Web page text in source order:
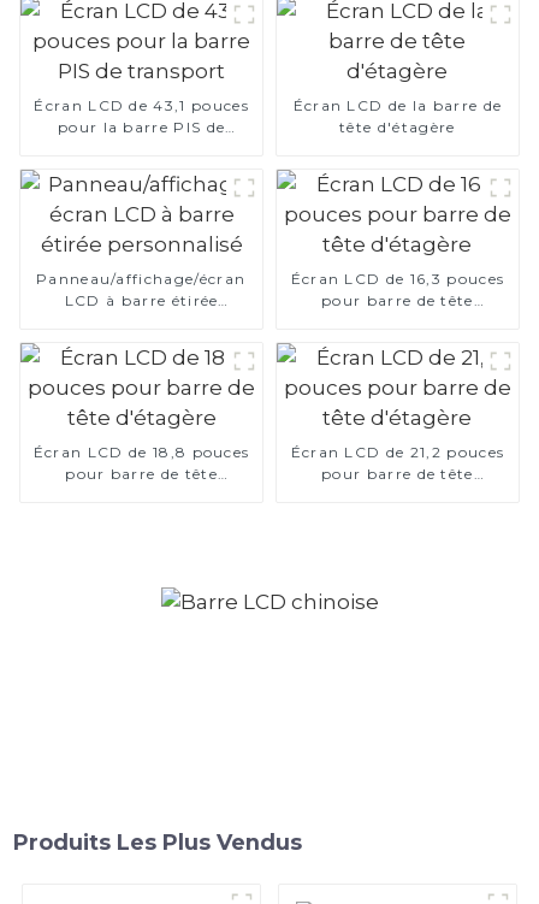
Écran LCD de 43,1 pouces
pour la barre PIS de
Écran LCD de la barre de
tête d'étagère
Panneau/affichage/écran
LCD à barre étirée
Écran LCD de 16,3 pouces
pour barre de tête
Écran LCD de 18,8 pouces
pour barre de tête
Écran LCD de 21,2 pouces
pour barre de tête
Produits Les Plus Vendus